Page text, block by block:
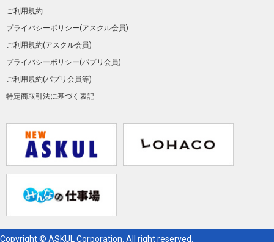
ご利用規約
プライバシーポリシー(アスクル会員)
ご利用規約(アスクル会員)
プライバシーポリシー(パプリ会員)
ご利用規約(パプリ会員等)
特定商取引法に基づく表記
Copyright © ASKUL Corporation. All right reserved.